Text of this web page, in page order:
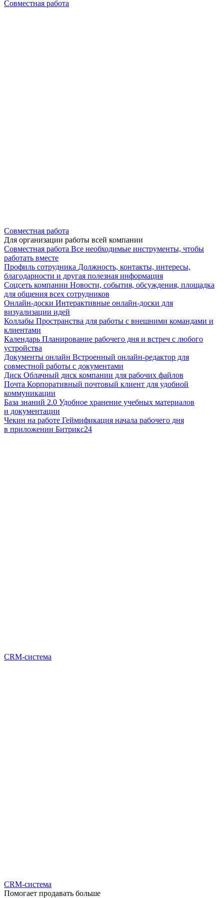
Совместная работа
Совместная работа
Для организации работы всей компании
Совместная работа Все необходимые инструменты, чтобы
работать вместе
Профиль сотрудника Должность, контакты, интересы,
благодарности и другая полезная информация
Соцсеть компании Новости, события, обсуждения, площадка
для общения всех сотрудников
Онлайн-доски Интерактивные онлайн-доски для
визуализации идей
Коллабы Пространства для работы с внешними командами и
клиентами
Календарь Планирование рабочего дня и встреч с любого
устройства
Документы онлайн Встроенный онлайн-редактор для
совместной работы с документами
Диск Облачный диск компании для рабочих файлов
Почта Корпоративный почтовый клиент для удобной
коммуникации
База знаний 2.0 Удобное хранение учебных материалов
и документации
Чекин на работе Геймификация начала рабочего дня
в приложении Битрикс24
CRM-система
CRM-система
Помогает продавать больше